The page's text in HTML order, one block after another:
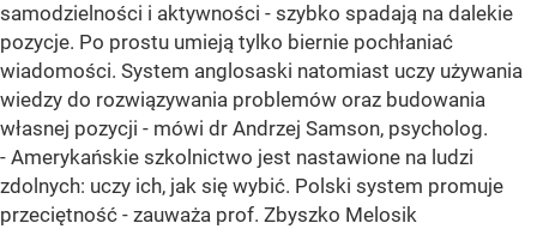
samodzielności i aktywności - szybko spadają na dalekie
pozycje. Po prostu umieją tylko biernie pochłaniać
wiadomości. System anglosaski natomiast uczy używania
wiedzy do rozwiązywania problemów oraz budowania
własnej pozycji - mówi dr Andrzej Samson, psycholog.
- Amerykańskie szkolnictwo jest nastawione na ludzi
zdolnych: uczy ich, jak się wybić. Polski system promuje
przeciętność - zauważa prof. Zbyszko Melosik